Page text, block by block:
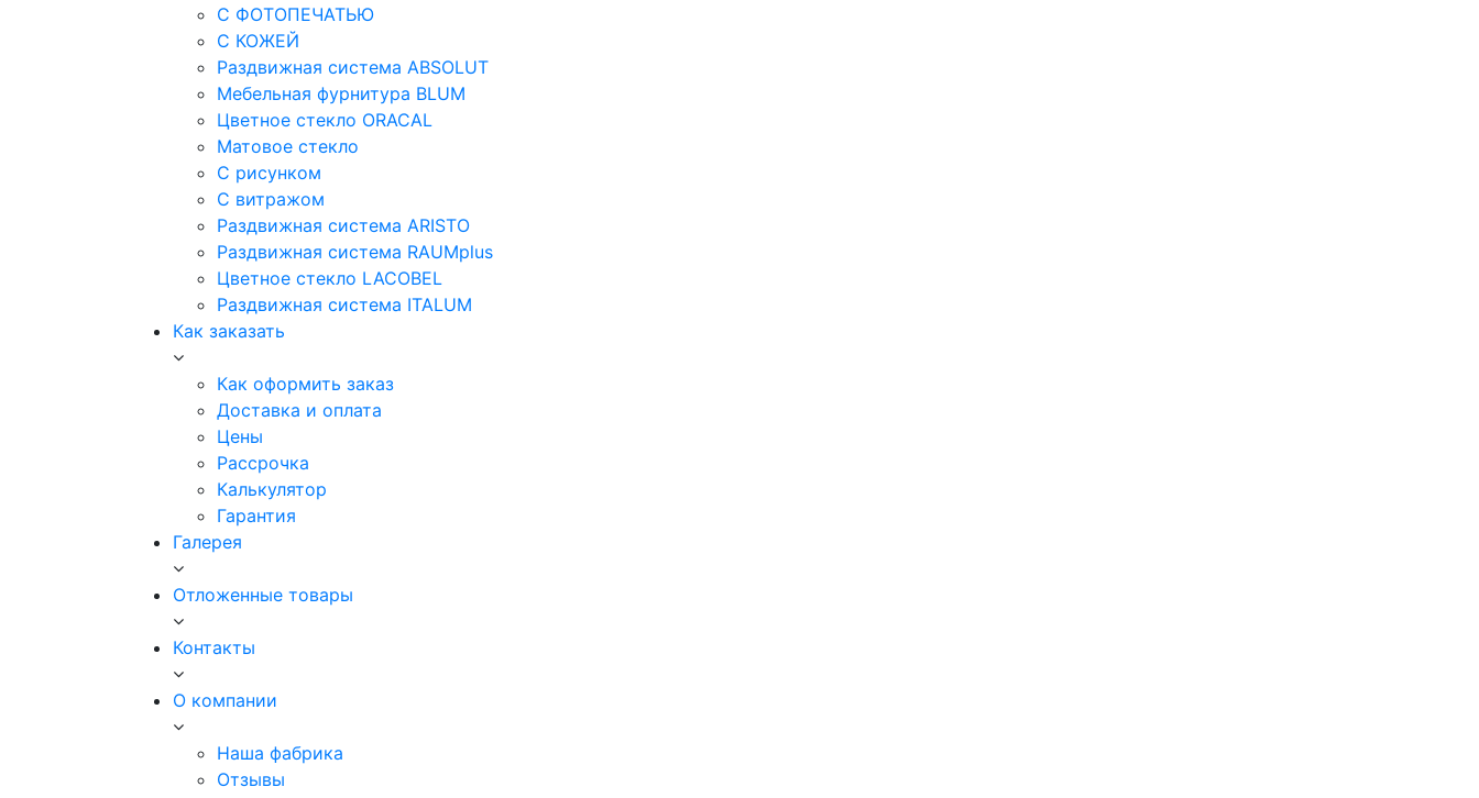
С ФОТОПЕЧАТЬЮ
С КОЖЕЙ
Раздвижная система ABSOLUT
Мебельная фурнитура BLUM
Цветное стекло ORACAL
Матовое стекло
C рисунком
C витражом
Раздвижная система ARISTO
Раздвижная система RAUMplus
Цветное стекло LACOBEL
Раздвижная система ITALUM
Как заказать
Как оформить заказ
Доставка и оплата
Цены
Рассрочка
Калькулятор
Гарантия
Галерея
Отложенные товары
Контакты
О компании
Наша фабрика
Отзывы